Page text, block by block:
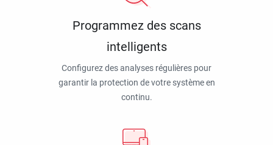
Programmez des scans
intelligents
Configurez des analyses régulières pour
garantir la protection de votre système en
continu.